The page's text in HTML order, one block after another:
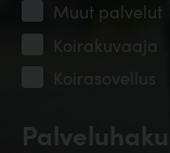
Palveluhaku
Muut palvelut
Koirakuvaaja
Koirasovellus